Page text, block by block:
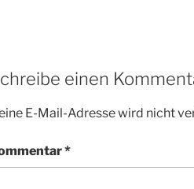
einen
E-Mail-Adresse wird nicht
*